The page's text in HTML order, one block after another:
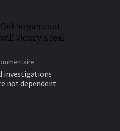
games at
Victory A real
sur
How
to
Gamble
investigations
not dependent